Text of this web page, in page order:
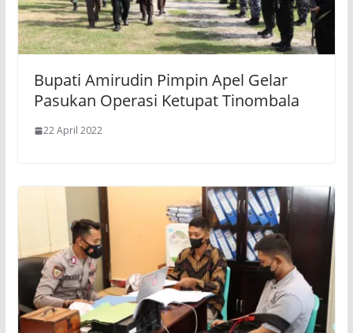
Bupati Amirudin Pimpin Apel Gelar
Pasukan Operasi Ketupat Tinombala
22 April 2022